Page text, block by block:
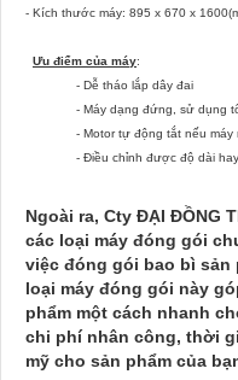
- Kích thước máy: 895 x 670 x
Ưu điểm của máy:
- Dễ tháo lắp dây đai
- Máy dạng đứng, sử dụng
- Motor tự động tắt nếu máy
- Điều chỉnh được độ dài hay
Ngoài ra, Cty ĐẠI ĐỒNG
các loại máy đóng gói
việc đóng gói bao bì
loại máy đóng gói này
phẩm một cách nhanh
chi phí nhân công, thời
mỹ cho sản phẩm của